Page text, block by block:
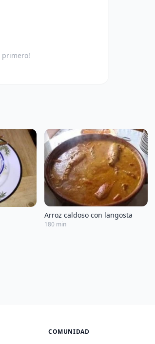
primero!
Arroz caldoso con langosta
180 min
COMUNIDAD